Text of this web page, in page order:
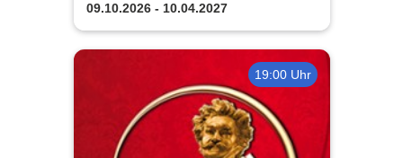
09.10.2026 - 10.04.2027
19:00 Uhr